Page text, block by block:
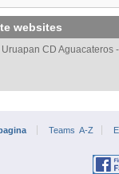
websites
CD
Teams A-Z